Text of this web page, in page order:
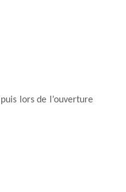
lors de l’ouverture